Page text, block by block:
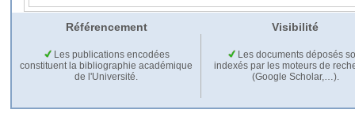
Référencement Visibilité
Les publications encodées
constituent la bibliographie académique
de l'Université.
Les documents déposés
indexés par les moteurs de
(Google Scholar,…).